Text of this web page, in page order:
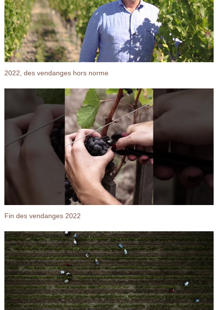
2022, des vendanges hors norme
Fin des vendanges 2022